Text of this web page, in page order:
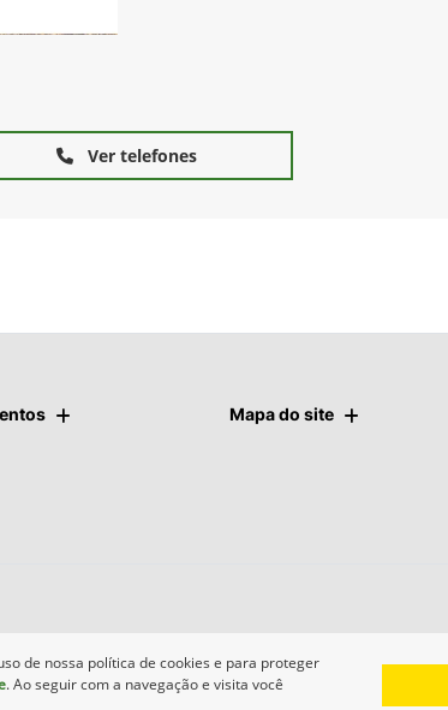
Ver telefones
Mapa do site
de nossa política de cookies e para proteger
. Ao seguir com a navegação e visita você